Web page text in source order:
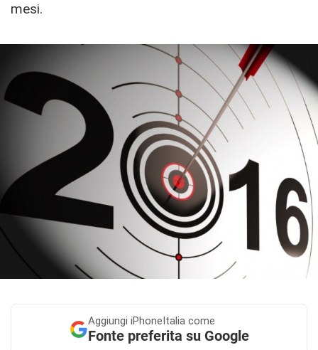
mesi.
Aggiungi iPhoneItalia come
Fonte preferita su Google